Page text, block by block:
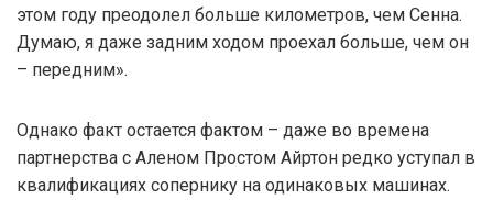
этом году преодолел больше километров, чем Сенна.
Думаю, я даже задним ходом проехал больше, чем он
– передним».
Однако факт остается фактом – даже во времена
партнерства с Аленом Простом Айртон редко уступал в
квалификациях сопернику на одинаковых машинах.